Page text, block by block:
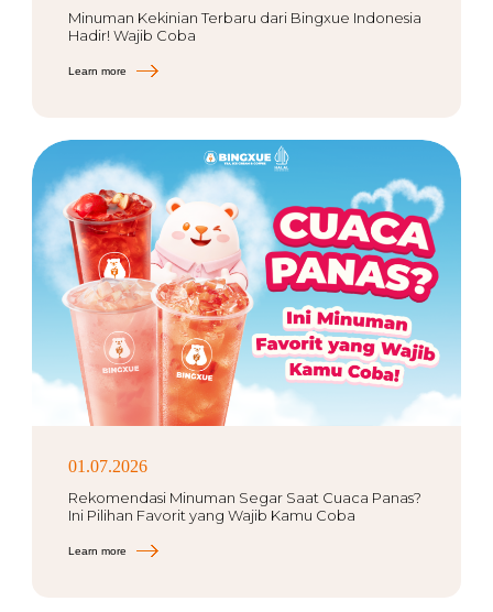
Minuman Kekinian Terbaru dari Bingxue Indonesia
Hadir! Wajib Coba
Learn more
01.07.2026
Rekomendasi Minuman Segar Saat Cuaca Panas?
Ini Pilihan Favorit yang Wajib Kamu Coba
Learn more